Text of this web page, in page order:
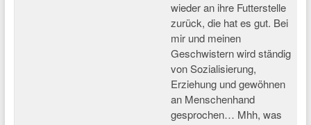
wieder an ihre Futterstelle
zurück, die hat es gut. Bei
mir und meinen
Geschwistern wird ständig
von Sozialisierung,
Erziehung und gewöhnen
an Menschenhand
gesprochen… Mhh, was